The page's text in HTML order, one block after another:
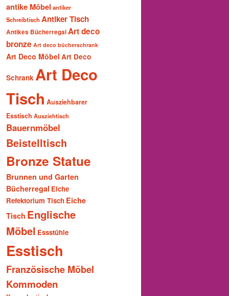
antike Möbel antiker
Schreibtisch Antiker Tisch
Antikes BücherregalArt deco
bronze Art deco bücherschrank
Art Deco Möbel Art Deco
Schrank Art Deco
Tisch Ausziehbarer
Esstisch Ausziehtisch
Bauernmöbel
Beistelltisch
Bronze Statue
Brunnen und Garten
Bücherregal Eiche
Refektorium Tisch Eiche
Tisch Englische
Möbel Essstühle
Esstisch
Französische Möbel
Kommoden